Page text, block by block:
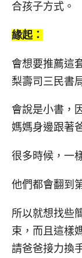
合孩子方式。
緣起：
會想要推薦這
梨壽司三民書
會說是小書，
媽媽身邊跟著
很多時候，一
他們都會翻到
所以就想找些
束，而且這樣
請爸爸接力換